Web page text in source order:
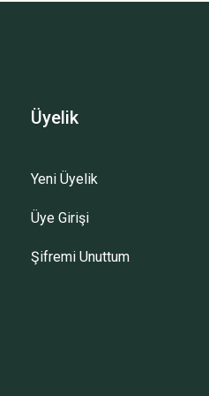
Üyelik
Yeni Üyelik
Üye Girişi
Şifremi Unuttum